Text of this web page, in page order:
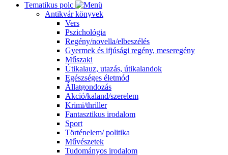
Tematikus polc
Antikvár könyvek
Vers
Pszichológia
Regény/novella/elbeszélés
Gyermek és ifjúsági regény, meseregény
Műszaki
Útikalauz, utazás, útikalandok
Egészséges életmód
Állatgondozás
Akció/kaland/szerelem
Krimi/thriller
Fantasztikus irodalom
Sport
Történelem/ politika
Művészetek
Tudományos irodalom